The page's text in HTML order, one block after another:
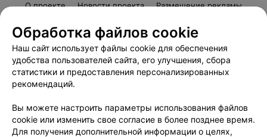
О проекте Новости проекта
Размещение рекламы
Пользовательское соглашение
Способы оплаты
Вакансии
Партнеры
Написать руководителю 103.by
Персональные настройки cookie
Обработка персональных данных
Обработка файлов cookie
Наш сайт использует файлы cookie для обеспечения
удобства пользователей сайта, его улучшения, сбора
статистики и предоставления персонализированных
рекомендаций.
Вы можете настроить параметры использования файлов
cookie или изменить свое согласие в более позднее время.
Для получения дополнительной информации о целях,